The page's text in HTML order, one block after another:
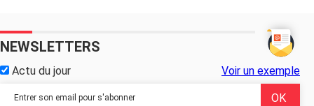
NEWSLETTERS
Actu du jour Voir un exemple